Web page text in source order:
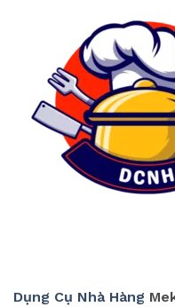
Dụng Cụ Nhà Hàng